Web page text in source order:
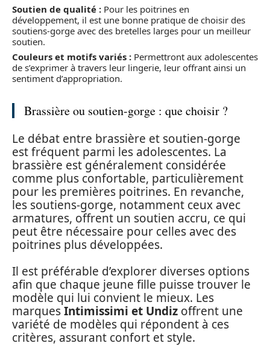
Soutien de qualité : Pour les poitrines en
développement, il est une bonne pratique de choisir des
soutiens-gorge avec des bretelles larges pour un meilleur
soutien.
Couleurs et motifs variés : Permettront aux adolescentes
de s’exprimer à travers leur lingerie, leur offrant ainsi un
sentiment d’appropriation.
Brassière ou soutien-gorge : que choisir ?
Le débat entre brassière et soutien-gorge
est fréquent parmi les adolescentes. La
brassière est généralement considérée
comme plus confortable, particulièrement
pour les premières poitrines. En revanche,
les soutiens-gorge, notamment ceux avec
armatures, offrent un soutien accru, ce qui
peut être nécessaire pour celles avec des
poitrines plus développées.
Il est préférable d’explorer diverses options
afin que chaque jeune fille puisse trouver le
modèle qui lui convient le mieux. Les
marquesIntimissimi et Undiz offrent une
variété de modèles qui répondent à ces
critères, assurant confort et style.